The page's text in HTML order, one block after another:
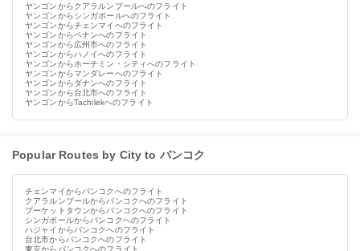
ヤンゴンからクアラルンプールへのフライト
ヤンゴンからシンガポールへのフライト
ヤンゴンからチェンマイへのフライト
ヤンゴンからペナンへのフライト
ヤンゴンから広州市へのフライト
ヤンゴンからハノイへのフライト
ヤンゴンからホーチミン・シティへのフライト
ヤンゴンからマンダレーへのフライト
ヤンゴンからダナンへのフライト
ヤンゴンから台北市へのフライト
ヤンゴンからTachilekへのフライト
Popular Routes by City to バンコク
チェンマイからバンコクへのフライト
クアラルンプールからバンコクへのフライト
プーケットタウンからバンコクへのフライト
シンガポールからバンコクへのフライト
ハジャイからバンコクへのフライト
台北市からバンコクへのフライト
東京からバンコクへのフライト